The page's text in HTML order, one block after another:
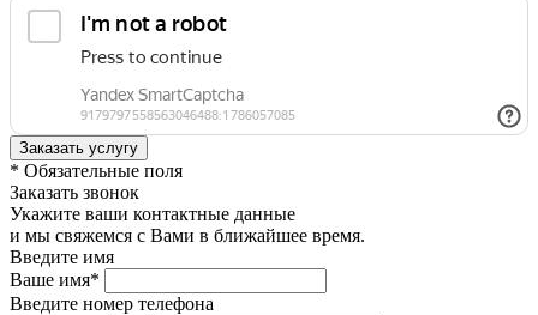
* Обязательные поля
Заказать звонок
Укажите ваши контактные данные
и мы свяжемся с Вами в ближайшее время.
Введите имя
Ваше имя*
Введите номер телефона